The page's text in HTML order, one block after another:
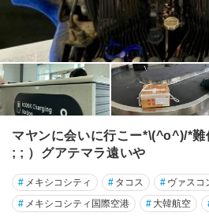
タ
ラ
・
デ
・
カ
ル
メ
ン
マヤンに会いに行こー*\(^o^)/*難
; ; ）グアテマラ遠いや
# メキシコシティ # タコス # ヴァスコ
# メキシコシティ国際空港 # 大韓航空